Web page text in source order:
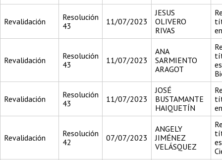
Revalidación
Resolución
43
11/07/2023
JESUS
OLIVERO
RIVAS
Revalidación
Resolución
43
11/07/2023
ANA
SARMIENTO
ARAGOT
Revalidación
Resolución
43
11/07/2023
JOSÉ
BUSTAMANTE
HAIQUETÍN
Revalidación
Resolución
42
07/07/2023
ANGELY
JIMÉNEZ
VELÁSQUEZ